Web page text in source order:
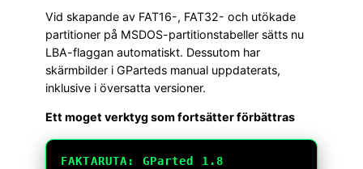
Vid skapande av FAT16-, FAT32- och utökade
partitioner på MSDOS-partitionstabeller sätts nu
LBA-flaggan automatiskt. Dessutom har
skärmbilder i GParteds manual uppdaterats,
inklusive i översatta versioner.
Ett moget verktyg som fortsätter förbättras
FAKTARUTA: GParted 1.8